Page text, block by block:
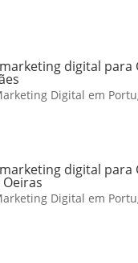
digital para
Digital em
digital para
Digital em